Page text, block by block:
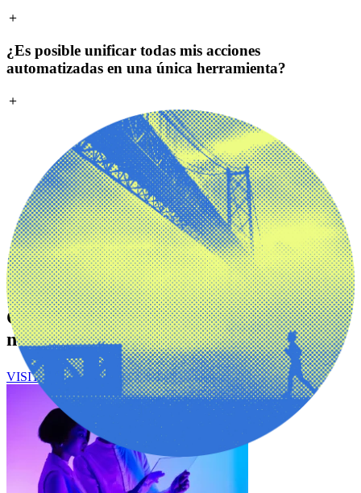
＋
¿Es posible unificar todas mis acciones
automatizadas en una única herramienta?
＋
Contenidos de Email Marketing de
nuestro Blog
VISITA EL BLOG